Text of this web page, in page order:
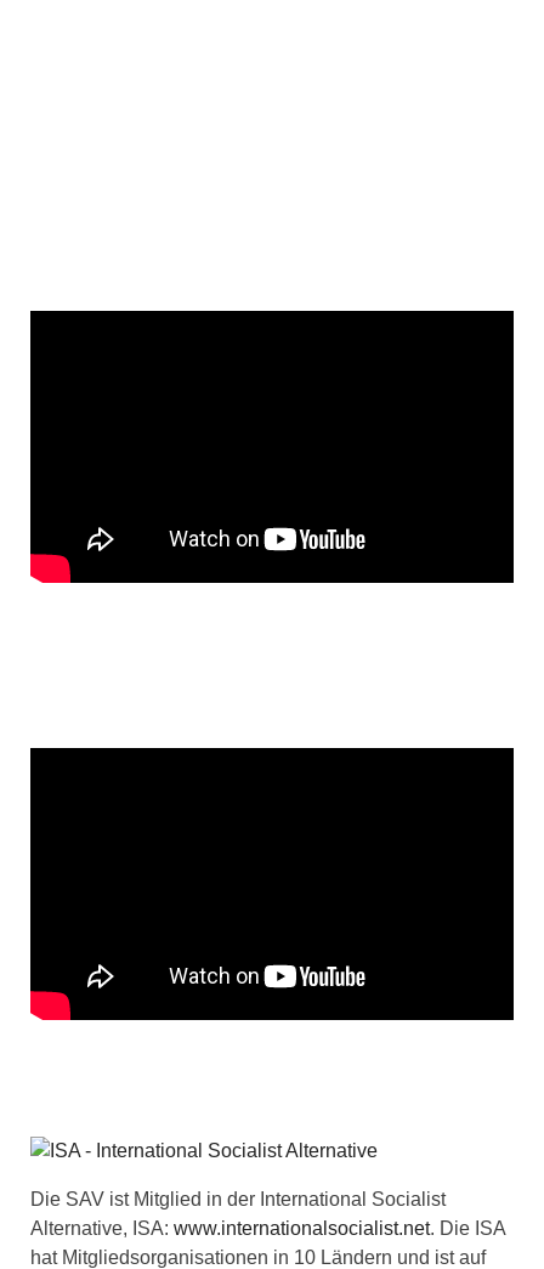
Die SAV ist Mitglied in der International Socialist
Alternative, ISA: www.internationalsocialist.net. Die ISA
hat Mitgliedsorganisationen in 10 Ländern und ist auf